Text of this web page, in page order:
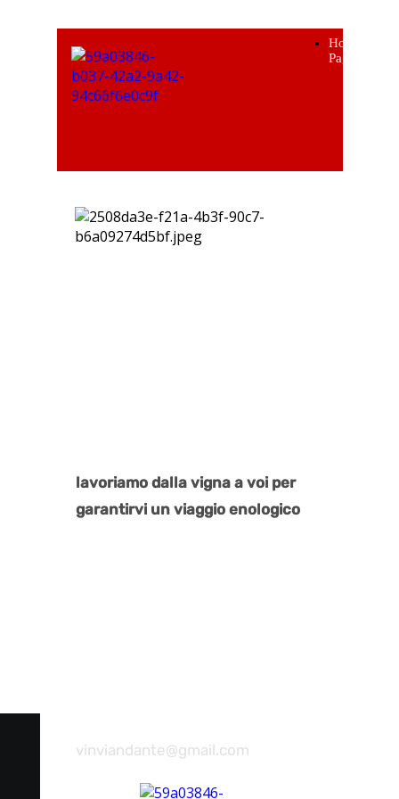
vinviandante@gmail.com
Home
Page
lavoriamo dalla vigna a voi per
garantirvi un viaggio enologico